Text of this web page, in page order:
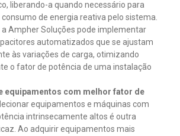
liberando-a quando necessário para
de energia reativa pelo sistema.
a Ampher Soluções pode implementar
automatizados que se ajustam
às variações de carga, otimizando
o fator de potência de uma instalação
equipamentos com melhor fator de
equipamentos e máquinas com
intrinsecamente altos é outra
Ao adquirir equipamentos mais